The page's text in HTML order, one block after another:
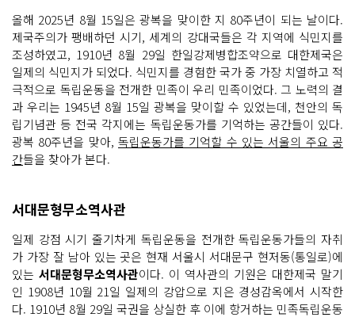
올해 2025년 8월 15일은 광복을 맞이한 지 80주년이 되는 날이다.
제국주의가 팽배하던 시기, 세계의 강대국들은 각 지역에 식민지를
조성하였고, 1910년 8월 29일 한일강제병합조약으로 대한제국은
일제의 식민지가 되었다. 식민지를 경험한 국가 중 가장 치열하고 적
극적으로 독립운동을 전개한 민족이 우리 민족이었다. 그 노력의 결
과 우리는 1945년 8월 15일 광복을 맞이할 수 있었는데, 천안의 독
립기념관 등 전국 각지에는 독립운동가를 기억하는 공간들이 있다.
광복 80주년을 맞아, 독립운동가를 기억할 수 있는 서울의 주요 공
간들을 찾아가 본다.
서대문형무소역사관
일제 강점 시기 줄기차게 독립운동을 전개한 독립운동가들의 자취
가 가장 잘 남아 있는 곳은 현재 서울시 서대문구 현저동(통일로)에
있는 서대문형무소역사관이다. 이 역사관의 기원은 대한제국 말기
인 1908년 10월 21일 일제의 강압으로 지은 경성감옥에서 시작한
다. 1910년 8월 29일 국권을 상실한 후 이에 항거하는 민족독립운동